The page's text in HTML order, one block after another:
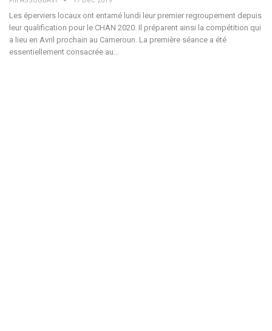
Les éperviers locaux ont entamé lundi leur premier regroupement depuis
leur qualification pour le CHAN 2020. Il préparent ainsi la compétition qui
a lieu en Avril prochain au Cameroun. La première séance a été
essentiellement consacrée au…